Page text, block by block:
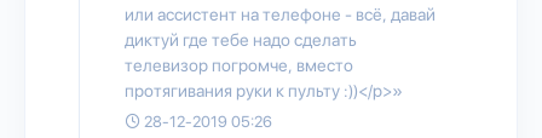
или ассистент на телефоне - всё, давай
диктуй где тебе надо сделать
телевизор погромче, вместо
протягивания руки к пульту :))</p>»
28-12-2019 05:26